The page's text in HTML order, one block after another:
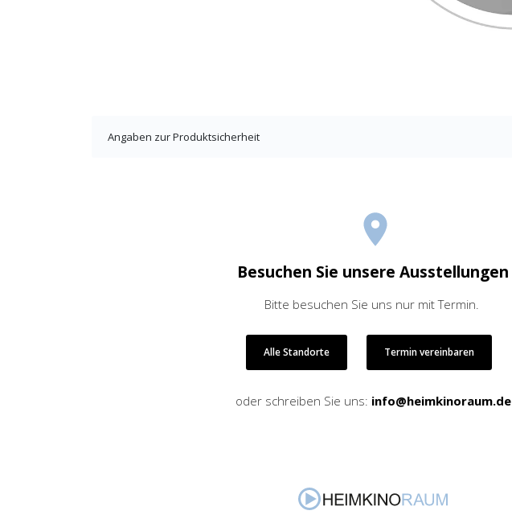
Angaben zur Produktsicherheit
Besuchen Sie unsere Ausstellungen
Bitte besuchen Sie uns nur mit Termin.
Alle Standorte Termin vereinbaren
oder schreiben Sie uns: info@heimkinoraum.de